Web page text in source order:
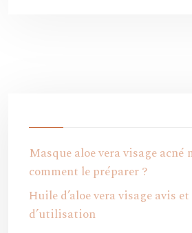
Masque aloe vera visage acné
comment le préparer ?
Huile d’aloe vera visage avis
d’utilisation